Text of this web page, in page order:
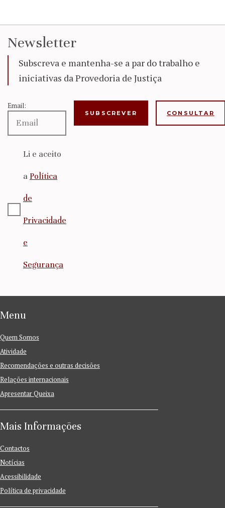
Newsletter
Subscreva e mantenha-se a par do trabalho e
iniciativas da Provedoria de Justiça
Email:
Li e aceito
a Política
de
Privacidade
e
Segurança
CONSULTAR
Menu
Quem Somos
Atividade
Recomendações e outras decisões
Relações internacionais
Apresentar Queixa
Mais Informações
Contactos
Notícias
Acessibilidade
Política de privacidade